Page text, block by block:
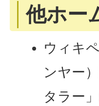
他ホー
ウィキ
ンヤー
タラー